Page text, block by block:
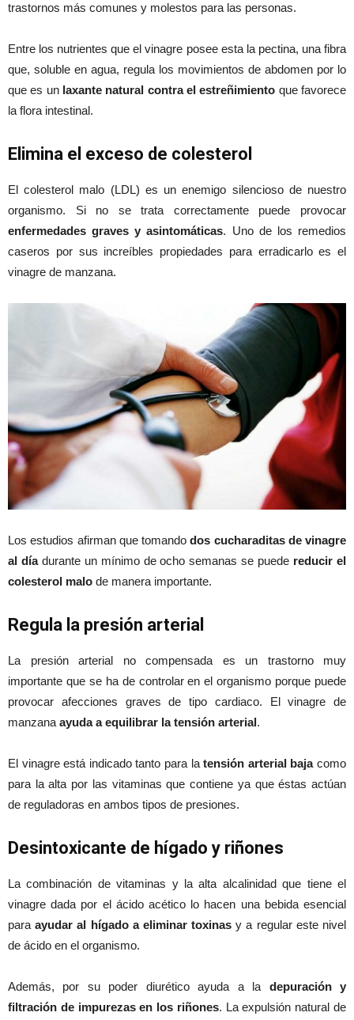
trastornos más comunes y molestos para las personas.
Entre los nutrientes que el vinagre posee esta la pectina, una fibra
que, soluble en agua, regula los movimientos de abdomen por lo
que es un laxante natural contra el estreñimiento que favorece
la flora intestinal.
Elimina el exceso de colesterol
El colesterol malo (LDL) es un enemigo silencioso de nuestro
organismo. Si no se trata correctamente puede provocar
enfermedades graves y asintomáticas. Uno de los remedios
caseros por sus increíbles propiedades para erradicarlo es el
vinagre de manzana.
Los estudios afirman que tomandodos cucharaditas de vinagre
al díadurante un mínimo de ocho semanas se puede reducir el
colesterol malo de manera importante.
Regula la presión arterial
La presión arterial no compensada es un trastorno muy
importante que se ha de controlar en el organismo porque puede
provocar afecciones graves de tipo cardiaco. El vinagre de
manzanaayuda a equilibrar la tensión arterial .
El vinagre está indicado tanto para latensión arterial bajacomo
para la alta por las vitaminas que contiene ya que éstas actúan
de reguladoras en ambos tipos de presiones.
Desintoxicante de hígado y riñones
La combinación de vitaminas y la alta alcalinidad que tiene el
vinagre dada por el ácido acético lo hacen una bebida esencial
paraayudar al hígado a eliminar toxinas y a regular este nivel
de ácido en el organismo.
Además, por su poder diurético ayuda a la depuración y
filtración de impurezas en los riñones. La expulsión natural de